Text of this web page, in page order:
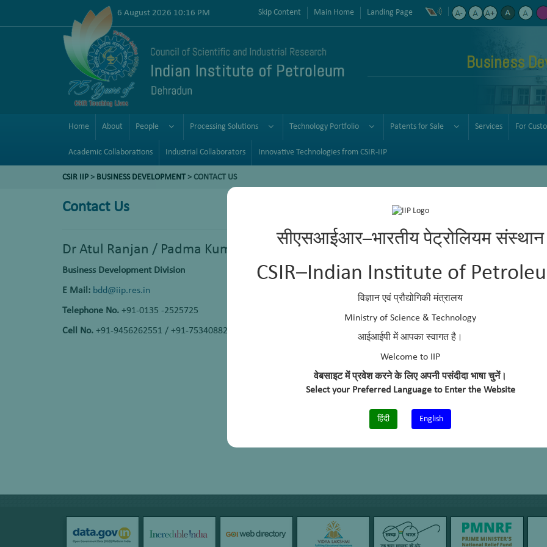
सीएसआईआर–भारतीय पेट्रोलियम संस्थान
CSIR–Indian Institute of
विज्ञान एवं प्रौद्योगिकी मंत्रालय
Ministry of Science & Technology
आईआईपी में आपका स्वागत है।
Welcome to IIP
वेबसाइट में प्रवेश करने के लिए अपनी पसंदीदा भाषा चुनें।
Select your Preferred Language to Enter the Website
हिंदी English
6 August 2026 10:16 PM Skip Content Main Home Landing Page
Business
Home About People Processing Solutions Technology Portfolio Patents for Sale Services For
Academic Collaborations Industrial Collaborators Innovative Technologies from CSIR-IIP
CSIR IIP > BUSINESS DEVELOPMENT > CONTACT US
Contact Us
Dr Atul Ranjan / Padma Kumari S
Business Development Division
E Mail: bdd@iip.res.in
Telephone No. +91-0135 -2525725
Cell No. +91-9456262551 / +91-7534088218